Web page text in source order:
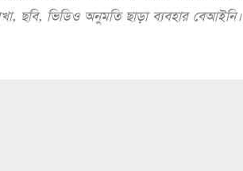
ছবি, ভিডিও অনুমতি ছাড়া ব্যবহার বেআইনি।